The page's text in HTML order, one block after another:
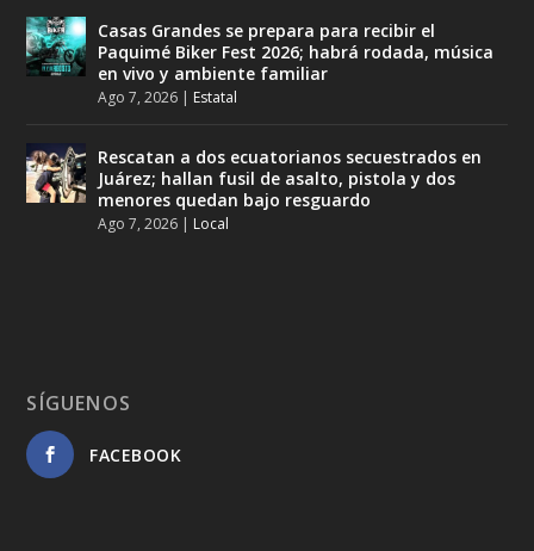
Casas Grandes se prepara para recibir el
Paquimé Biker Fest 2026; habrá rodada, música
en vivo y ambiente familiar
Ago 7, 2026 | Estatal
Rescatan a dos ecuatorianos secuestrados en
Juárez; hallan fusil de asalto, pistola y dos
menores quedan bajo resguardo
Ago 7, 2026 | Local
SÍGUENOS
FACEBOOK